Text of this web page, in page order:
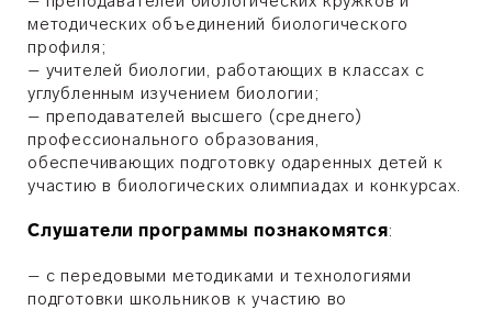
методических объединений биологического
профиля;
– учителей биологии, работающих в классах с
углубленным изучением биологии;
– преподавателей высшего (среднего)
профессионального образования,
обеспечивающих подготовку одаренных детей к
участию в биологических олимпиадах и конкурсах.
Слушатели программы познакомятся:
– с передовыми методиками и технологиями
подготовки школьников к участию во